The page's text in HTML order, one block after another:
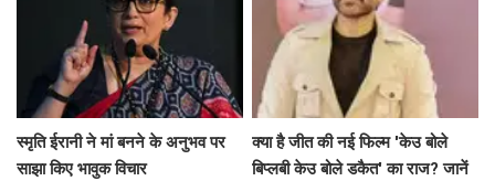
स्मृति ईरानी ने मां बनने के अनुभव पर
साझा किए भावुक विचार
क्या है जीत की नई फिल्म 'केउ बोले
बिप्लबी केउ बोले डकैत' का राज? जानें